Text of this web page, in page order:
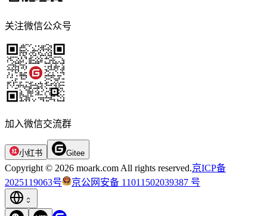
关注微信公众号
加入微信交流群
小红书 Gitee
Copyright © 2026 moark.com All rights reserved.京ICP备
2025119063号
京公网安备 11011502039387 号